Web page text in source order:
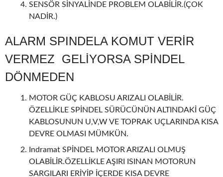
SENSÖR SİNYALİNDE PROBLEM OLABİLİR.(ÇOK
NADİR.)
ALARM SPINDELA KOMUT VERİR
VERMEZ GELİYORSA SPİNDEL
DÖNMEDEN
MOTOR GÜÇ KABLOSU ARIZALI OLABİLİR.
ÖZELLİKLE SPİNDEL SÜRÜCÜNÜN ALTINDAKİ GÜÇ
KABLOSUNUN U,V,W VE TOPRAK UÇLARINDA KISA
DEVRE OLMASI MÜMKÜN.
Indramat SPİNDEL MOTOR ARIZALI OLMUŞ
OLABİLİR.ÖZELLİKLE AŞIRI ISINAN MOTORUN
SARGILARI ERİYİP İÇERDE KISA DEVRE